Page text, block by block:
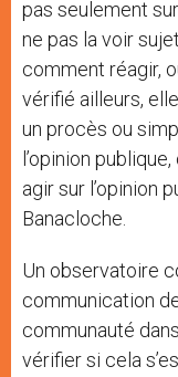
pas seulement
ne pas la voir
comment réagir,
vérifié ailleurs,
un procès ou
l’opinion
agir sur l’opinion
Banacloche.
Un observatoire
communication
communauté
vérifier si cela